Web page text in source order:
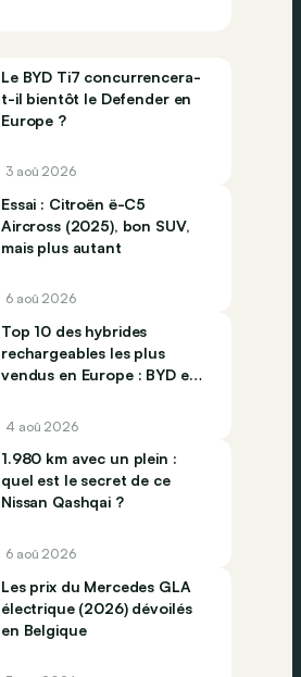
Le BYD Ti7 concurrencera-
t-il bientôt le Defender en
Europe ?
3 aoû 2026
Essai : Citroën ë-C5
Aircross (2025), bon SUV,
mais plus autant
6 aoû 2026
Top 10 des hybrides
rechargeables les plus
vendus en Europe : BYD et
4 aoû 2026
1.980 km avec un plein :
quel est le secret de ce
Nissan Qashqai ?
6 aoû 2026
Les prix du Mercedes GLA
électrique (2026) dévoilés
en Belgique